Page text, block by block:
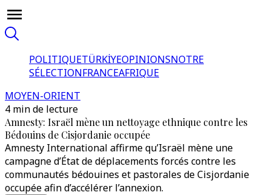
POLITIQUETÜRKİYEOPINIONSNOTRE
SÉLECTIONFRANCEAFRIQUE
MOYEN-ORIENT
4 min de lecture
Amnesty: Israël mène un nettoyage ethnique contre les
Bédouins de Cisjordanie occupée
Amnesty International affirme qu’Israël mène une
campagne d’État de déplacements forcés contre les
communautés bédouines et pastorales de Cisjordanie
occupée afin d’accélérer l’annexion.